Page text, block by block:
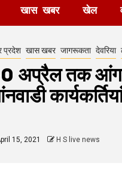
खास खबर खेल
प्रदेश खास खबर जागरूकता देवरिया
अप्रैल तक
15, 2021 H S live news